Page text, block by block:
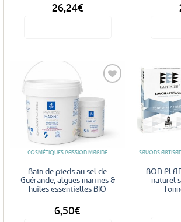
26,24€
Ajouter
aux
favoris
COSMÉTIQUES PASSION MARINE
Bain de pieds au sel de
Guérande, algues marines &
huiles essentielles BIO
6,50€
SAVONS
BON
naturel